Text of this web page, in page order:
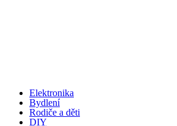
Elektronika
Bydlení
Rodiče a děti
DIY